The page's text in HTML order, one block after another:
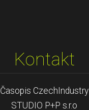
Kontakt
Časopis CzechIndustry
STUDIO P+P s.r.o